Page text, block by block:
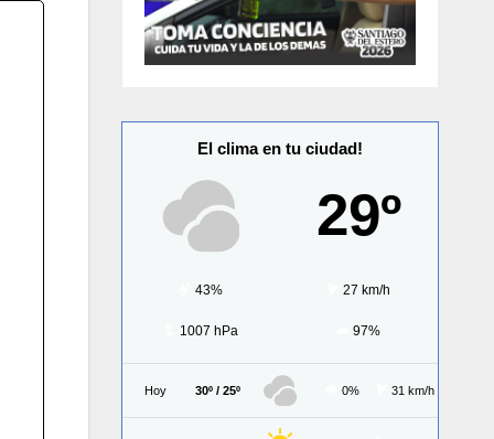
El clima en tu ciudad!
29º
43% 27 km/h
1007 hPa 97%
Hoy 30º / 25º 0% 31 km/h